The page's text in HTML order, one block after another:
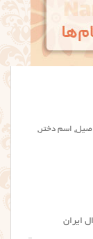
, اسم دختر ,
ایران